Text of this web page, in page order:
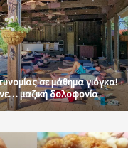
σε μάθημα γιόγκα!
μαζική δολοφονία